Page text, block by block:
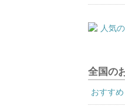
全国の
おすす